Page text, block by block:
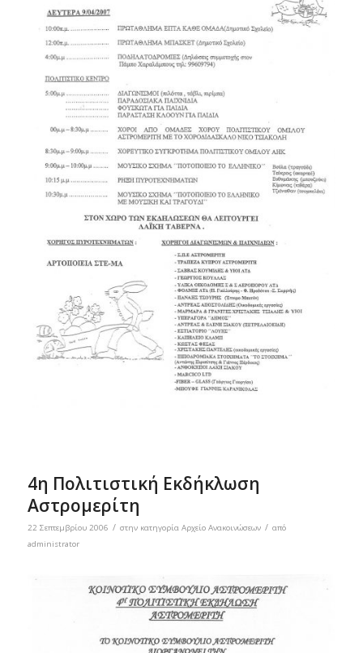
4η Πολιτιστική Εκδήκλωση
Αστρομερίτη
22 Σεπτεμβρίου 2006 / στην κατηγορία Αρχείο Ανακοινώσεων / από
administrator